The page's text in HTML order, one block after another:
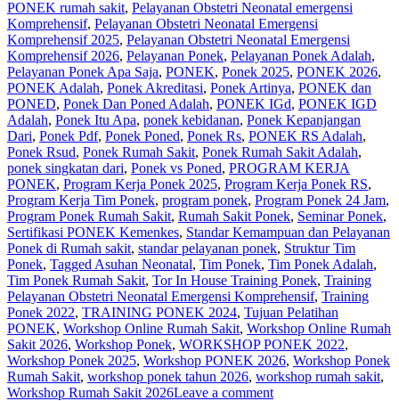
PONEK rumah sakit, Pelayanan Obstetri Neonatal emergensi
Komprehensif, Pelayanan Obstetri Neonatal Emergensi
Komprehensif 2025, Pelayanan Obstetri Neonatal Emergensi
Komprehensif 2026, Pelayanan Ponek, Pelayanan Ponek Adalah,
Pelayanan Ponek Apa Saja, PONEK, Ponek 2025, PONEK 2026,
PONEK Adalah, Ponek Akreditasi, Ponek Artinya, PONEK dan
PONED, Ponek Dan Poned Adalah, PONEK IGd, PONEK IGD
Adalah, Ponek Itu Apa, ponek kebidanan, Ponek Kepanjangan
Dari, Ponek Pdf, Ponek Poned, Ponek Rs, PONEK RS Adalah,
Ponek Rsud, Ponek Rumah Sakit, Ponek Rumah Sakit Adalah,
ponek singkatan dari, Ponek vs Poned, PROGRAM KERJA
PONEK, Program Kerja Ponek 2025, Program Kerja Ponek RS,
Program Kerja Tim Ponek, program ponek, Program Ponek 24 Jam,
Program Ponek Rumah Sakit, Rumah Sakit Ponek, Seminar Ponek,
Sertifikasi PONEK Kemenkes, Standar Kemampuan dan Pelayanan
Ponek di Rumah sakit, standar pelayanan ponek, Struktur Tim
Ponek, Tagged Asuhan Neonatal, Tim Ponek, Tim Ponek Adalah,
Tim Ponek Rumah Sakit, Tor In House Training Ponek, Training
Pelayanan Obstetri Neonatal Emergensi Komprehensif, Training
Ponek 2022, TRAINING PONEK 2024, Tujuan Pelatihan
PONEK, Workshop Online Rumah Sakit, Workshop Online Rumah
Sakit 2026, Workshop Ponek, WORKSHOP PONEK 2022,
Workshop Ponek 2025, Workshop PONEK 2026, Workshop Ponek
Rumah Sakit, workshop ponek tahun 2026, workshop rumah sakit,
Workshop Rumah Sakit 2026Leave a comment